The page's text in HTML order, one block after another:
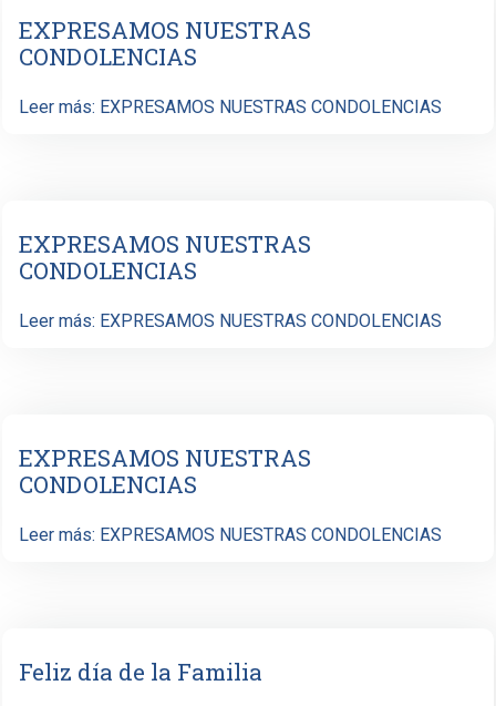
EXPRESAMOS NUESTRAS
CONDOLENCIAS
Leer más: EXPRESAMOS NUESTRAS CONDOLENCIAS
EXPRESAMOS NUESTRAS
CONDOLENCIAS
Leer más: EXPRESAMOS NUESTRAS CONDOLENCIAS
EXPRESAMOS NUESTRAS
CONDOLENCIAS
Leer más: EXPRESAMOS NUESTRAS CONDOLENCIAS
Feliz día de la Familia